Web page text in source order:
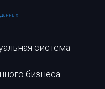
данных
система
бизнеса